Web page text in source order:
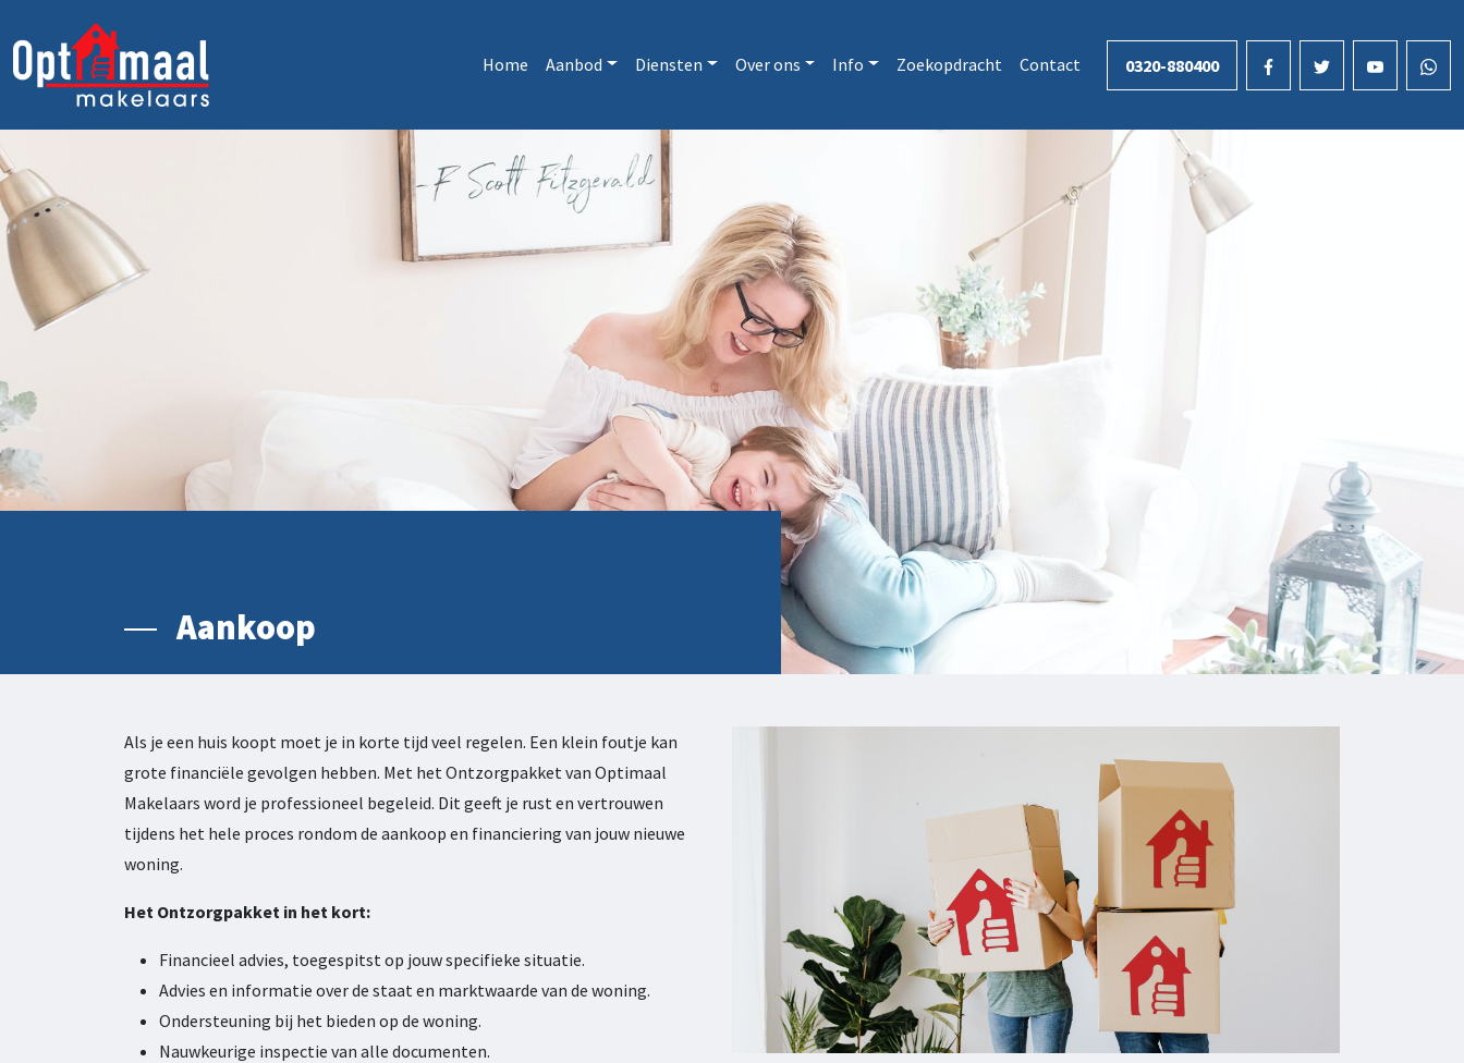
Home Aanbod Diensten Over ons Info Zoekopdracht Contact 0320-880400
Aankoop
Als je een huis koopt moet je in korte tijd veel regelen. Een klein foutje kan
grote financiële gevolgen hebben. Met het Ontzorgpakket van Optimaal
Makelaars word je professioneel begeleid. Dit geeft je rust en vertrouwen
tijdens het hele proces rondom de aankoop en financiering van jouw nieuwe
woning.
Het Ontzorgpakket in het kort:
Financieel advies, toegespitst op jouw specifieke situatie.
Advies en informatie over de staat en marktwaarde van de woning.
Ondersteuning bij het bieden op de woning.
Nauwkeurige inspectie van alle documenten.